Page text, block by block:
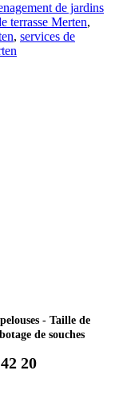
de jardins
terrasse Merten,
, services de
- Taille de
de souches
20